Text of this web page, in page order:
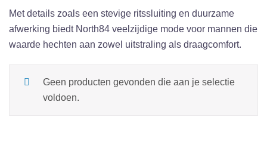
Met details zoals een stevige ritssluiting en duurzame
afwerking biedt North84 veelzijdige mode voor mannen die
waarde hechten aan zowel uitstraling als draagcomfort.
Geen producten gevonden die aan je selectie
voldoen.